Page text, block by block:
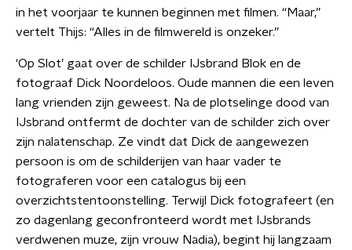
in het voorjaar te kunnen beginnen met filmen. “Maar,”
vertelt Thijs: “Alles in de filmwereld is onzeker.”
‘Op Slot’ gaat over de schilder IJsbrand Blok en de
fotograaf Dick Noordeloos. Oude mannen die een leven
lang vrienden zijn geweest. Na de plotselinge dood van
IJsbrand ontfermt de dochter van de schilder zich over
zijn nalatenschap. Ze vindt dat Dick de aangewezen
persoon is om de schilderijen van haar vader te
fotograferen voor een catalogus bij een
overzichtstentoonstelling. Terwijl Dick fotografeert (en
zo dagenlang geconfronteerd wordt met IJsbrands
verdwenen muze, zijn vrouw Nadia), begint hij langzaam